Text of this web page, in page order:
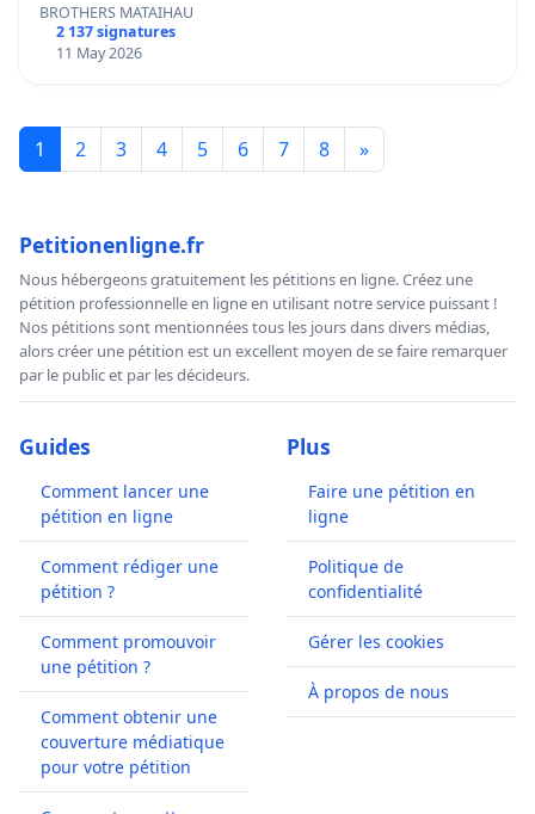
BROTHERS MATAIHAU
2 137 signatures
11 May 2026
1 2 3 4 5 6 7 8 »
Petitionenligne.fr
Nous hébergeons gratuitement les pétitions en ligne. Créez une
pétition professionnelle en ligne en utilisant notre service puissant !
Nos pétitions sont mentionnées tous les jours dans divers médias,
alors créer une pétition est un excellent moyen de se faire remarquer
par le public et par les décideurs.
Guides
Comment lancer une
pétition en ligne
Comment rédiger une
pétition ?
Comment promouvoir
une pétition ?
Comment obtenir une
couverture médiatique
pour votre pétition
Plus
Faire une pétition en
ligne
Politique de
confidentialité
Gérer les cookies
À propos de nous